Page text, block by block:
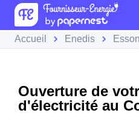
Accueil Enedis